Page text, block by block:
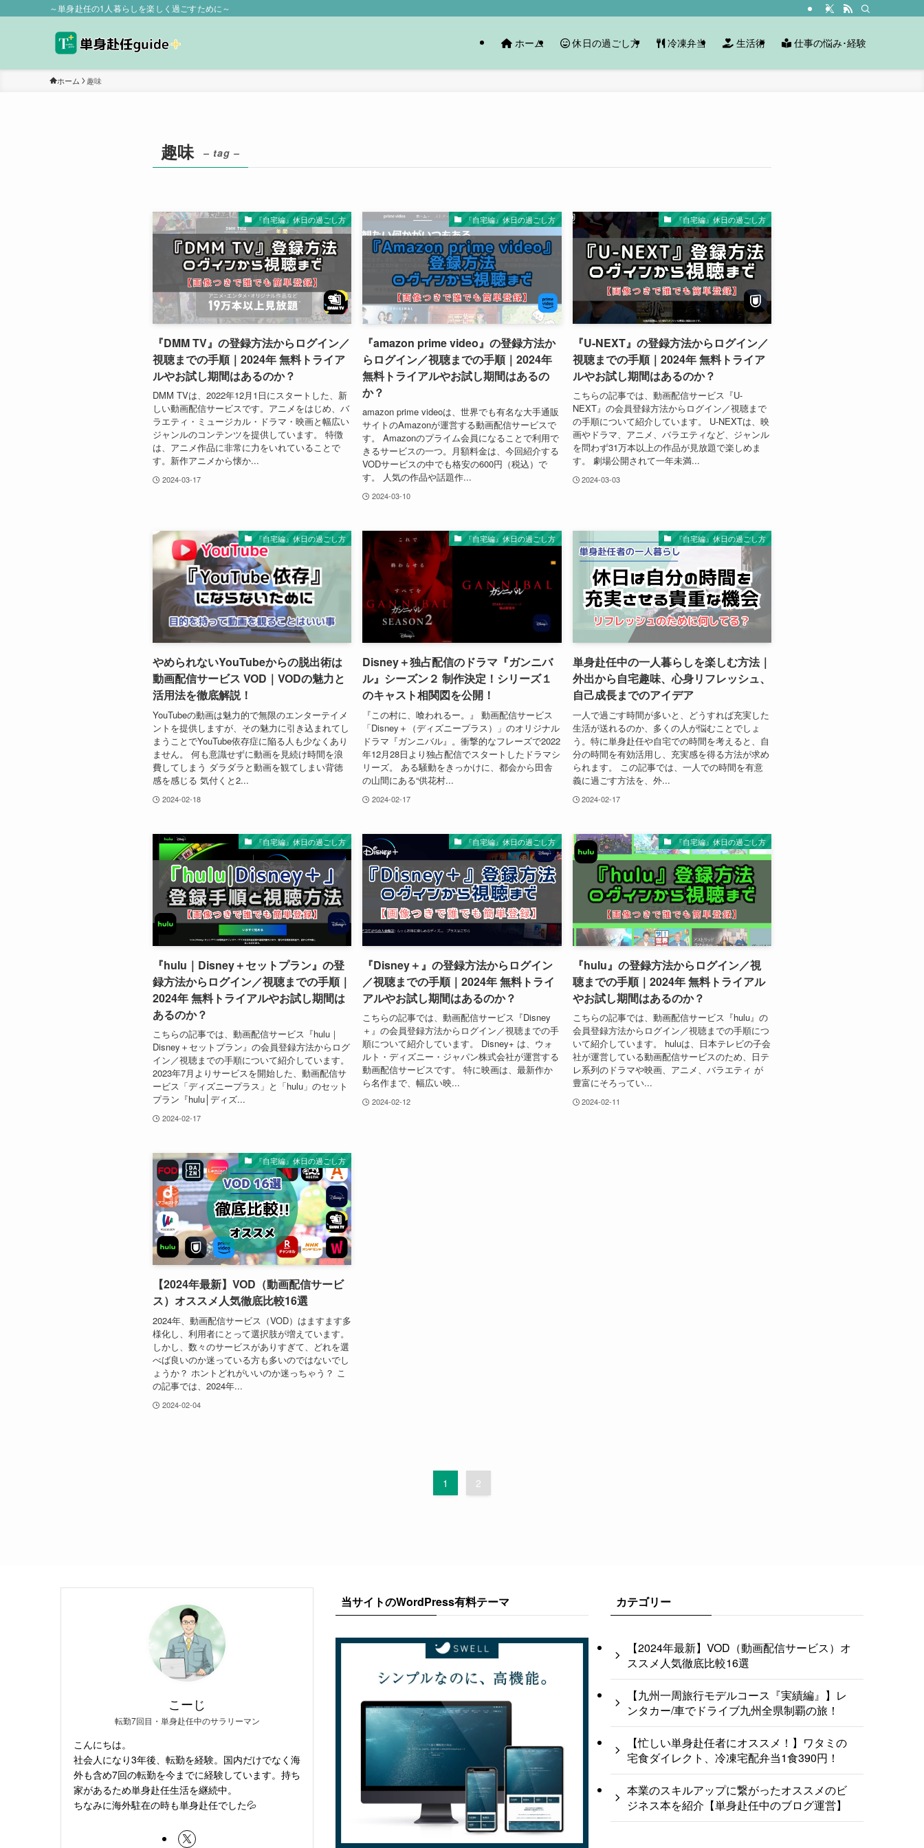
～単身赴任の1人暮らしを楽しく過ごすために～
ホーム 休日の過ごし方 冷凍弁当 生活術 仕事の悩み･経験
ホーム 趣味
趣味 – tag –
『自宅編』休日の過ごし方
『DMM TV』の登録方法からログイン／
視聴までの手順｜2024年 無料トライア
ルやお試し期間はあるのか？
DMM TVは、2022年12月1日にスタートした、新
しい動画配信サービスです。アニメをはじめ、バ
ラエティ・ミュージカル・ドラマ・映画と幅広い
ジャンルのコンテンツを提供しています。 特徴
は、アニメ作品に非常に力をいれていることで
す。新作アニメから懐か...
2024-03-17
『自宅編』休日の過ごし方
『amazon prime video』の登録方法か
らログイン／視聴までの手順｜2024年
無料トライアルやお試し期間はあるの
か？
amazon prime videoは、世界でも有名な大手通販
サイトのAmazonが運営する動画配信サービスで
す。 Amazonのプライム会員になることで利用で
きるサービスの一つ。月額料金は、今回紹介する
VODサービスの中でも格安の600円（税込）で
す。 人気の作品や話題作...
2024-03-10
『自宅編』休日の過ごし方
『U-NEXT』の登録方法からログイン／
視聴までの手順｜2024年 無料トライア
ルやお試し期間はあるのか？
こちらの記事では、動画配信サービス『U-
NEXT』の会員登録方法からログイン／視聴まで
の手順について紹介しています。 U-NEXTは、映
画やドラマ、アニメ、バラエティなど、ジャンル
を問わず31万本以上の作品が見放題で楽しめま
す。 劇場公開されて一年未満...
2024-03-03
『自宅編』休日の過ごし方
やめられないYouTubeからの脱出術は
動画配信サービス VOD｜VODの魅力と
活用法を徹底解説！
YouTubeの動画は魅力的で無限のエンターテイメ
ントを提供しますが、その魅力に引き込まれてし
まうことでYouTube依存症に陥る人も少なくあり
ません。 何も意識せずに動画を見続け時間を浪
費してしまう ダラダラと動画を観てしまい背徳
感を感じる 気付くと2...
2024-02-18
『自宅編』休日の過ごし方
Disney＋独占配信のドラマ『ガンニバ
ル』シーズン２ 制作決定！シリーズ１
のキャスト相関図を公開！
『この村に、喰われるー。』 動画配信サービス
「Disney＋（ディズニープラス）」のオリジナル
ドラマ『ガンニバル』。衝撃的なフレーズで2022
年12月28日より独占配信でスタートしたドラマシ
リーズ。 ある騒動をきっかけに、都会から田舎
の山間にある“供花村...
2024-02-17
『自宅編』休日の過ごし方
単身赴任中の一人暮らしを楽しむ方法｜
外出から自宅趣味、心身リフレッシュ、
自己成長までのアイデア
一人で過ごす時間が多いと、どうすれば充実した
生活が送れるのか、多くの人が悩むことでしょ
う。特に単身赴任や自宅での時間を考えると、自
分の時間を有効活用し、充実感を得る方法が求め
られます。 この記事では、一人での時間を有意
義に過ごす方法を、外...
2024-02-17
『自宅編』休日の過ごし方
『hulu｜Disney＋セットプラン』の登
録方法からログイン／視聴までの手順｜
2024年 無料トライアルやお試し期間は
あるのか？
こちらの記事では、動画配信サービス『hulu｜
Disney＋セットプラン』の会員登録方法からログ
イン／視聴までの手順について紹介しています。
2023年7月よりサービスを開始した、動画配信サ
ービス「ディズニープラス」と「hulu」のセット
プラン『hulu│ディズ...
2024-02-17
『自宅編』休日の過ごし方
『Disney＋』の登録方法からログイン
／視聴までの手順｜2024年 無料トライ
アルやお試し期間はあるのか？
こちらの記事では、動画配信サービス『Disney
＋』の会員登録方法からログイン／視聴までの手
順について紹介しています。 Disney+ は、ウォ
ルト・ディズニー・ジャパン株式会社が運営する
動画配信サービスです。 特に映画は、最新作か
ら名作まで、幅広い映...
2024-02-12
『自宅編』休日の過ごし方
『hulu』の登録方法からログイン／視
聴までの手順｜2024年 無料トライアル
やお試し期間はあるのか？
こちらの記事では、動画配信サービス『hulu』の
会員登録方法からログイン／視聴までの手順につ
いて紹介しています。 huluは、日本テレビの子会
社が運営している動画配信サービスのため、日テ
レ系列のドラマや映画、アニメ、バラエティ が
豊富にそろってい...
2024-02-11
『自宅編』休日の過ごし方
【2024年最新】VOD（動画配信サービ
ス）オススメ人気徹底比較16選
2024年、動画配信サービス（VOD）はますます多
様化し、利用者にとって選択肢が増えています。
しかし、数々のサービスがありすぎて、どれを選
べば良いのか迷っている方も多いのではないでし
ょうか？ ホントどれがいいのか迷っちゃう？ こ
の記事では、2024年...
2024-02-04
1 2
こーじ
転勤7回目・単身赴任中のサラリーマン
こんにちは。
社会人になり3年後、転勤を経験。国内だけでなく海
外も含め7回の転勤を今までに経験しています。持ち
家があるため単身赴任生活を継続中。
ちなみに海外駐在の時も単身赴任でした💦
当サイトのWordPress有料テーマ カテゴリー
【2024年最新】VOD（動画配信サービス）オ
ススメ人気徹底比較16選
【九州一周旅行モデルコース『実績編』】レ
ンタカー/車でドライブ九州全県制覇の旅！
【忙しい単身赴任者にオススメ！】ワタミの
宅食ダイレクト、冷凍宅配弁当1食390円！
本業のスキルアップに繋がったオススメのビ
ジネス本を紹介【単身赴任中のブログ運営】